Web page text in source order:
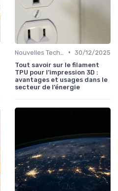
• 30/12/2025
Tout savoir sur le filament
TPU pour l’impression 3D :
avantages et usages dans le
secteur de l’énergie